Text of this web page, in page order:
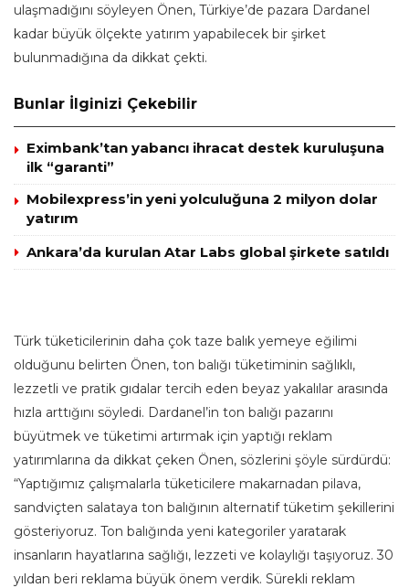
ulaşmadığını söyleyen Önen, Türkiye’de pazara Dardanel
kadar büyük ölçekte yatırım yapabilecek bir şirket
bulunmadığına da dikkat çekti.
Bunlar İlginizi Çekebilir
Eximbank’tan yabancı ihracat destek kuruluşuna
ilk “garanti”
Mobilexpress’in yeni yolculuğuna 2 milyon dolar
yatırım
Ankara’da kurulan Atar Labs global şirkete satıldı
Türk tüketicilerinin daha çok taze balık yemeye eğilimi
olduğunu belirten Önen, ton balığı tüketiminin sağlıklı,
lezzetli ve pratik gıdalar tercih eden beyaz yakalılar arasında
hızla arttığını söyledi. Dardanel’in ton balığı pazarını
büyütmek ve tüketimi artırmak için yaptığı reklam
yatırımlarına da dikkat çeken Önen, sözlerini şöyle sürdürdü:
“Yaptığımız çalışmalarla tüketicilere makarnadan pilava,
sandviçten salataya ton balığının alternatif tüketim şekillerini
gösteriyoruz. Ton balığında yeni kategoriler yaratarak
insanların hayatlarına sağlığı, lezzeti ve kolaylığı taşıyoruz. 30
yıldan beri reklama büyük önem verdik. Sürekli reklam